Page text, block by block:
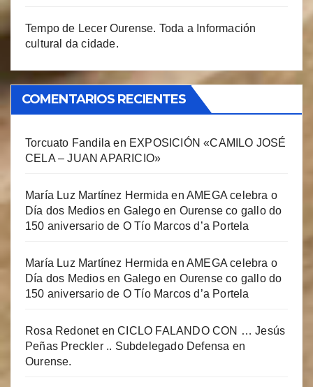
Tempo de Lecer Ourense. Toda a Información
cultural da cidade.
COMENTARIOS RECIENTES
Torcuato Fandila en EXPOSICIÓN «CAMILO JOSÉ
CELA – JUAN APARICIO»
María Luz Martínez Hermida enAMEGA celebra o
Día dos Medios en Galego en Ourense co gallo do
150 aniversario de O Tío Marcos d’a Portela
María Luz Martínez Hermida enAMEGA celebra o
Día dos Medios en Galego en Ourense co gallo do
150 aniversario de O Tío Marcos d’a Portela
Rosa RedonetenCICLO FALANDO CON … Jesús
Peñas Preckler .. Subdelegado Defensa en
Ourense.